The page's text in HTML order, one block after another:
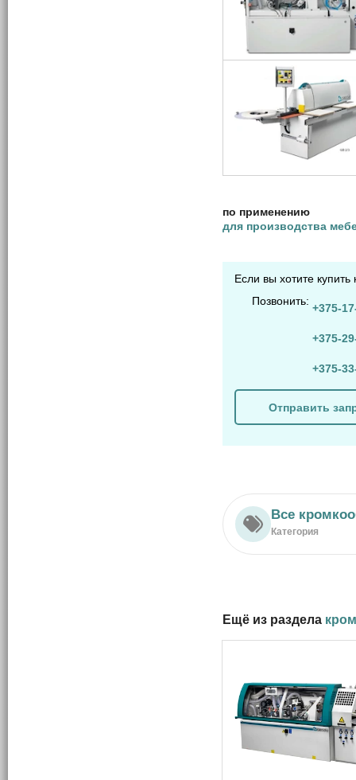
по применению
для производства
Если вы хотите
Позвонить:
+375-
+375-
+375-
Отправить
Все
Категория
Ещё из раздела